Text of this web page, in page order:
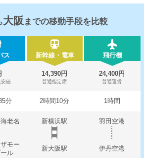
大阪 までの移動手段を比較
ス 新幹線・電車 飛行機
安値
14,390円
普通指定席
24,400円
普通運賃
分 2時間10分 1時間
老名 新横浜駅 羽田空港
モー
ル
新大阪駅 伊丹空港